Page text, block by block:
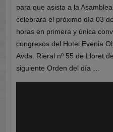
para que asista a la
celebrará el próximo día 03
horas en primera y única
congresos del Hotel Evenia
Avda. Rieral nº 55 de Lloret
siguiente Orden del día …